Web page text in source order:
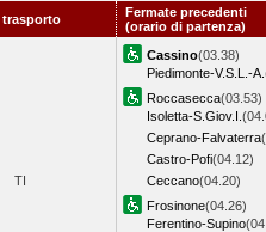
trasporto
Fermate precedenti
(orario di partenza)
TI
Cassino(03.38)
Piedimonte-V.S.L.-A.
Roccasecca(03.53)
Isoletta-S.Giov.I.
Ceprano-Falvaterra
Castro-Pofi(04.12)
Ceccano(04.20)
Frosinone(04.26)
Ferentino-Supino